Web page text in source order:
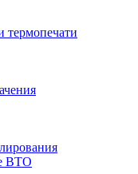
термопечати
ВТО